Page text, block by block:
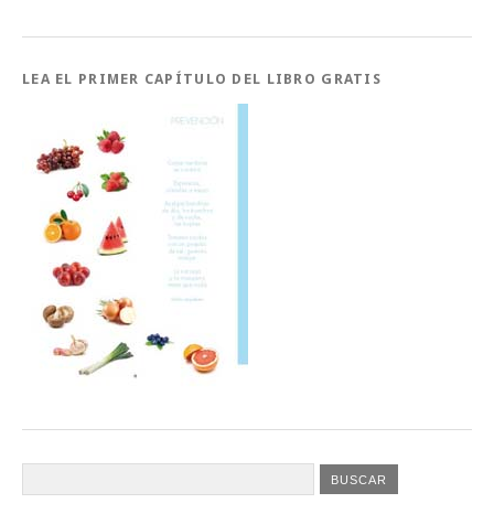
LEA EL PRIMER CAPÍTULO DEL LIBRO GRATIS